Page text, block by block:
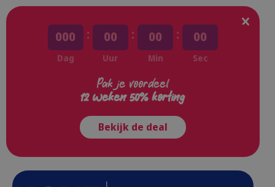
000
Dag
: 00
Uur
: 00
Min
: 00
Sec
Pak je voordeel
12 weken 50% korting
Bekijk de deal